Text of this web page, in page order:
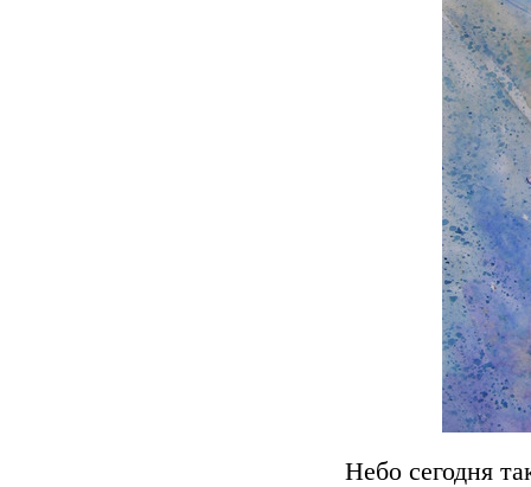
Небо сегодня